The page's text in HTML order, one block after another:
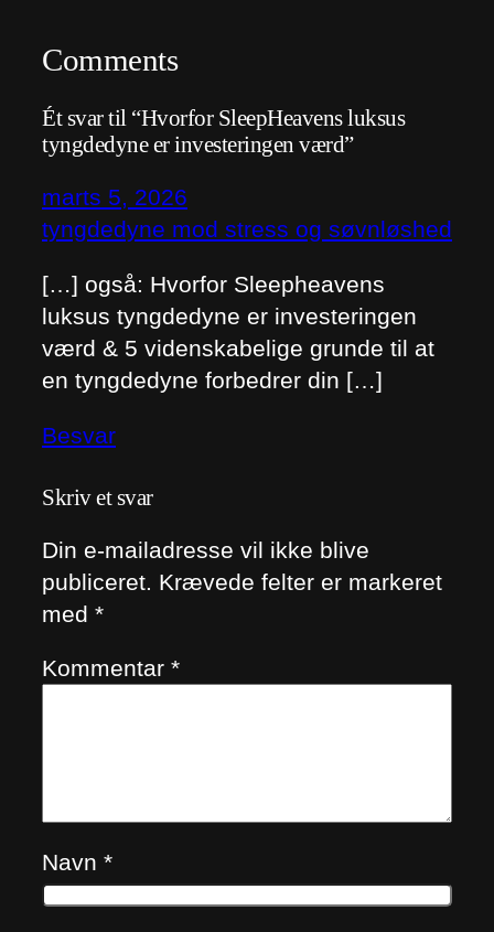
Comments
Ét svar til “Hvorfor SleepHeavens luksus
tyngdedyne er investeringen værd”
marts 5, 2026
tyngdedyne mod stress og søvnløshed
[…] også: Hvorfor Sleepheavens
luksus tyngdedyne er investeringen
værd & 5 videnskabelige grunde til at
en tyngdedyne forbedrer din […]
Besvar
Skriv et svar
Din e-mailadresse vil ikke blive
publiceret. Krævede felter er markeret
med *
Kommentar *
Navn *